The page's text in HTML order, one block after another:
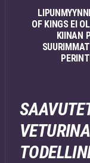
OF KINGSEI
KIINAN